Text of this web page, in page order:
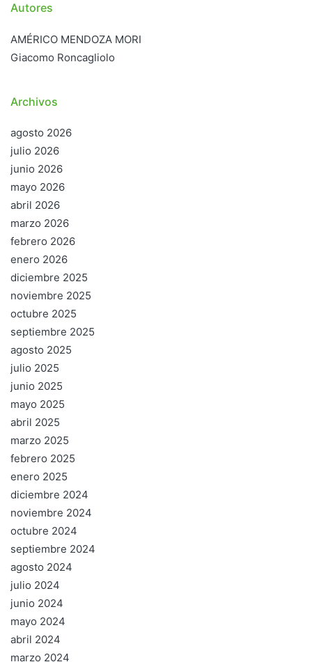
Autores
AMÉRICO MENDOZA MORI
Giacomo Roncagliolo
Archivos
agosto 2026
julio 2026
junio 2026
mayo 2026
abril 2026
marzo 2026
febrero 2026
enero 2026
diciembre 2025
noviembre 2025
octubre 2025
septiembre 2025
agosto 2025
julio 2025
junio 2025
mayo 2025
abril 2025
marzo 2025
febrero 2025
enero 2025
diciembre 2024
noviembre 2024
octubre 2024
septiembre 2024
agosto 2024
julio 2024
junio 2024
mayo 2024
abril 2024
marzo 2024